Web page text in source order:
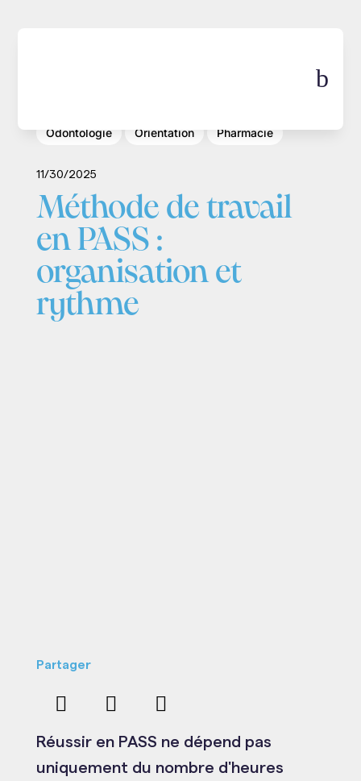
b
Odontologie
Orientation Pharmacie
11/30/2025
Méthode de travail
en PASS :
organisation et
rythme
Partager
Réussir en PASS ne dépend pas
uniquement du nombre d'heures